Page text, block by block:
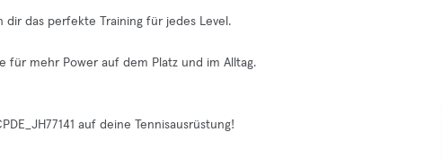
das perfekte Training für jedes Level.
für mehr Power auf dem Platz und im Alltag.
auf deine Tennisausrüstung!